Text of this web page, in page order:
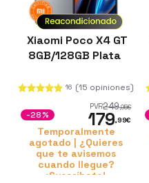
Xiaomi Poco X4 GT
8GB/128GB Plata
16 (15 opiniones)
PVR249,95€
179,99€
-28%
Temporalmente
agotado | ¿Quieres
que te avisemos
cuando llegue?
¡Suscríbete!